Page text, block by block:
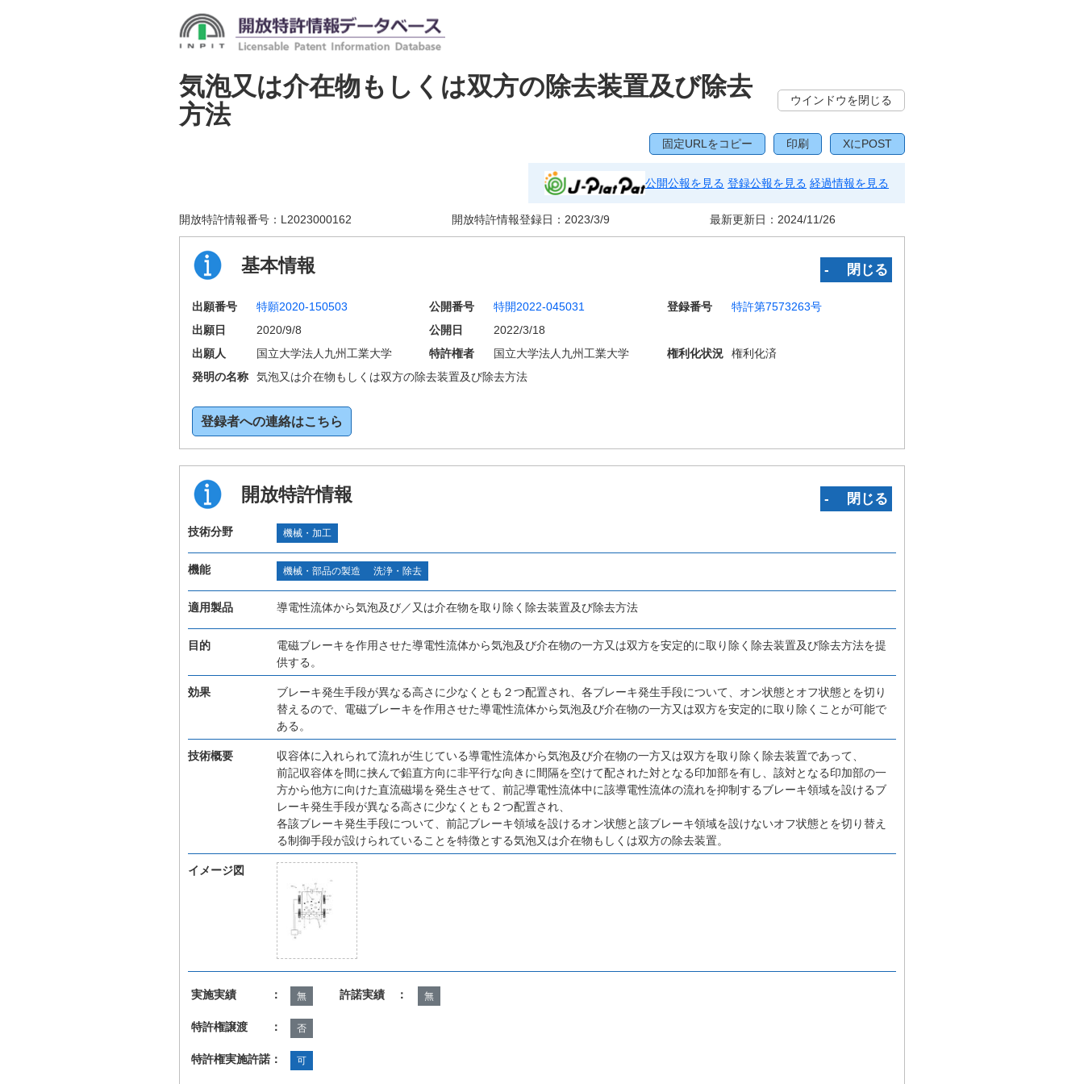
気泡又は介在物もしくは双方の除去装置及び除去
方法
ウインドウを閉じる
固定URLをコピー 印刷 XにPOST
公開公報を見る 登録公報を見る 経過情報を見る
開放特許情報番号： L2023000162 開放特許情報登録日： 2023/3/9 最新更新日： 2024/11/26
基本情報 ‐ 閉じる
出願番号 特願2020-150503 公開番号 特開2022-045031 登録番号
特許第7573263号
出願日
2020/9/8 公開日
2022/3/18
出願人
国立大学法人九州工業大学 特許権者 国立大学法人九州工業大学 権利化状況
権利化済
発明の名称
気泡又は介在物もしくは双方の除去装置及び除去方法
登録者への連絡はこちら
開放特許情報 ‐ 閉じる
技術分野 機械・加工
機能 機械・部品の製造 洗浄・除去
適用製品 導電性流体から気泡及び／又は介在物を取り除く除去装置及び除去方法
目的
電磁ブレーキを作用させた導電性流体から気泡及び介在物の一方又は双方を安定的に取り除く除去装置及び除去方法を提
供する。
効果
ブレーキ発生手段が異なる高さに少なくとも２つ配置され、各ブレーキ発生手段について、オン状態とオフ状態とを切り
替えるので、電磁ブレーキを作用させた導電性流体から気泡及び介在物の一方又は双方を安定的に取り除くことが可能で
ある。
技術概要
収容体に入れられて流れが生じている導電性流体から気泡及び介在物の一方又は双方を取り除く除去装置であって、
前記収容体を間に挟んで鉛直方向に非平行な向きに間隔を空けて配された対となる印加部を有し、該対となる印加部の一
方から他方に向けた直流磁場を発生させて、前記導電性流体中に該導電性流体の流れを抑制するブレーキ領域を設けるブ
レーキ発生手段が異なる高さに少なくとも２つ配置され、
各該ブレーキ発生手段について、前記ブレーキ領域を設けるオン状態と該ブレーキ領域を設けないオフ状態とを切り替え
る制御手段が設けられていることを特徴とする気泡又は介在物もしくは双方の除去装置。
イメージ図
実施実績 ： 無 許諾実績 ： 無
特許権譲渡 ： 否
特許権実施許諾： 可